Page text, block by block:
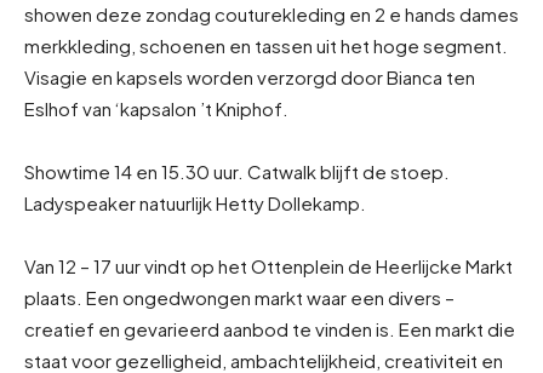
showen deze zondag couturekleding en 2 e hands dames
merkkleding, schoenen en tassen uit het hoge segment.
Visagie en kapsels worden verzorgd door Bianca ten
Eslhof van ‘kapsalon ’t Kniphof.
Showtime 14 en 15.30 uur. Catwalk blijft de stoep.
Ladyspeaker natuurlijk Hetty Dollekamp.
Van 12 – 17 uur vindt op het Ottenplein de Heerlijcke Markt
plaats. Een ongedwongen markt waar een divers –
creatief en gevarieerd aanbod te vinden is. Een markt die
staat voor gezelligheid, ambachtelijkheid, creativiteit en